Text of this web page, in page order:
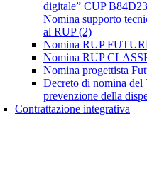
digitale” CUP
Nomina supporto
al RUP (2)
Nomina RUP
Nomina RUP
Nomina progettista
Decreto di nomina
prevenzione della
Contrattazione integrativa